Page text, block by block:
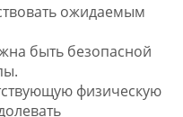
ожидаемым
быть безопасной
физическую